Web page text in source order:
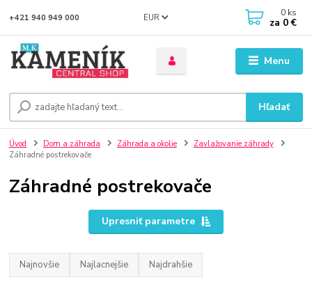
Menu
EUR
Hľadať
+421 940 949 000 0 ks
za 0 €
Úvod Dom a záhrada Záhrada a okolie
Zavlažovanie záhrady
Záhradné postrekovače
Záhradné postrekovače
Upresniť parametre
Najnovšie Najlacnejšie Najdrahšie